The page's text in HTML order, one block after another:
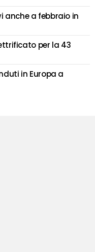
anche a febbraio in
per la 43
in Europa a